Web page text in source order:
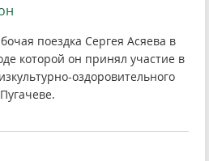
поездка Сергея Асяева в
которой он принял участие в
оздоровительного